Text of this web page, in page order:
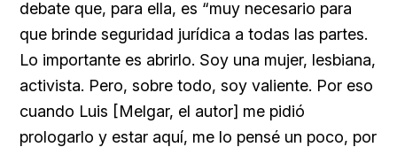
debate que, para ella, es “muy necesario para
que brinde seguridad jurídica a todas las partes.
Lo importante es abrirlo. Soy una mujer, lesbiana,
activista. Pero, sobre todo, soy valiente. Por eso
cuando Luis [Melgar, el autor] me pidió
prologarlo y estar aquí, me lo pensé un poco, por